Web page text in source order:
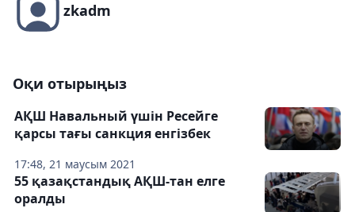
zkadm
Оқи отырыңыз
17:48, 21 маусым 2021
АҚШ Навальный үшін Ресейге
қарсы тағы санкция енгізбек
55 қазақстандық АҚШ-тан елге
оралды